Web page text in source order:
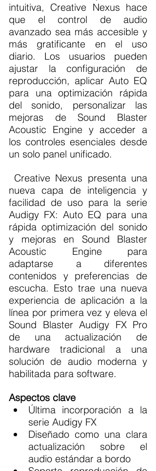
intuitiva, Creative Nexus hace
que el control de audio
avanzado sea más accesible y
más gratificante en el uso
diario. Los usuarios pueden
ajustar la configuración de
reproducción, aplicar Auto EQ
para una optimización rápida
del sonido, personalizar las
mejoras de Sound Blaster
Acoustic Engine y acceder a
los controles esenciales desde
un solo panel unificado.
nueva capa de inteligencia y
facilidad de uso para la serie
Audigy FX: Auto EQ para una
rápida optimización del sonido
y mejoras en Sound Blaster
Acoustic Engine para
adaptarse a diferentes
contenidos y preferencias de
escucha. Esto trae una nueva
experiencia de aplicación a la
línea por primera vez y eleva el
Sound Blaster Audigy FX Pro
de una actualización de
hardware tradicional a una
solución de audio moderna y
habilitada para software.
Aspectos clave
Última incorporación a la
serie Audigy FX
Diseñado como una clara
actualización sobre el
audio estándar a bordo